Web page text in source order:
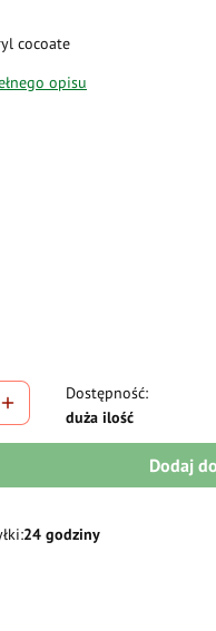
cocoate
opisu
Dostępność:
duża ilość
Dodaj
24 godziny